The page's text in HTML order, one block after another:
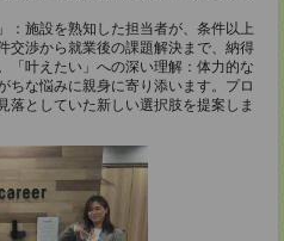
：施設を熟知した担当者が、条件以上
交渉から就業後の課題解決まで、納得
「叶えたい」への深い理解：体力的な
ちな悩みに親身に寄り添います。プロ
落としていた新しい選択肢を提案しま